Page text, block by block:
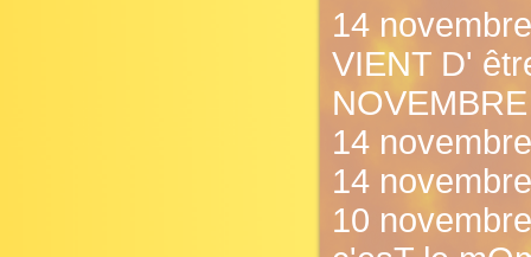
14
VIENT D'
14
14
10